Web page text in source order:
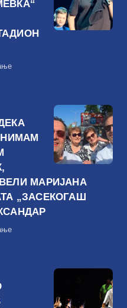
МАРИЈАНА
„ЗАСЕКОГАШ